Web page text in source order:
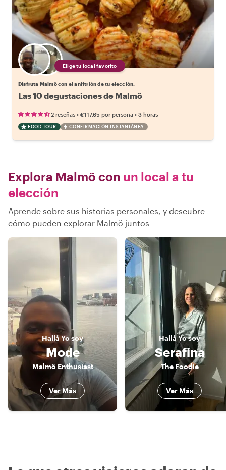
Elige tu local favorito
Disfruta Malmö con el anfitrión de tu elección.
Las 10 degustaciones de Malmö
2 reseñas • €117.65 por persona • 3 horas
FOOD TOUR CONFIRMACIÓN INSTANTÁNEA
Explora Malmö con un local a tu
elección
Aprende sobre sus historias personales, y descubre
cómo pueden explorar Malmö juntos
HallåYo soy
Mode
Malmö Enthusiast
Ver Más
HallåYo soy
Serafina
The Foodie
Ver Más